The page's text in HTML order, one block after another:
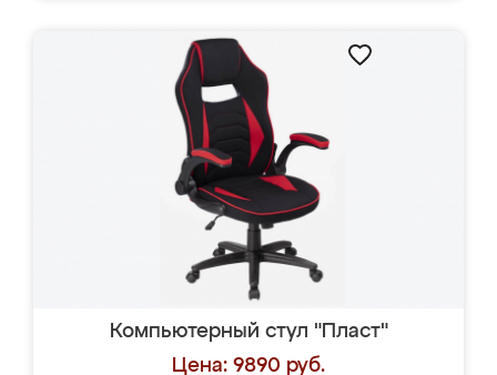
Компьютерный стул "Пласт"
Цена: 9890 руб.